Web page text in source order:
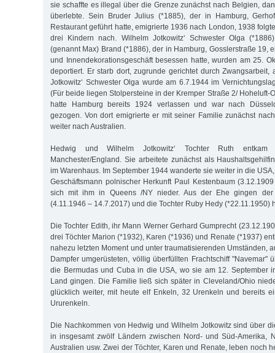
sie schaffte es illegal über die Grenze zunächst nach Belgien,
überlebte. Sein Bruder Julius (*1885), der in Hamburg,
Restaurant geführt hatte, emigrierte 1936 nach London, 1938
drei Kindern nach. Wilhelm Jotkowitz‘ Schwester Olga
(genannt Max) Brand (*1886), der in Hamburg, Gosslerstraße 19,
und Innendekorationsgeschäft besessen hatte, wurden am 25.
deportiert. Er starb dort, zugrunde gerichtet durch Zwangsarbeit,
Jotkowitz‘ Schwester Olga wurde am 6.7.1944 im
(Für beide liegen Stolpersteine in der Kremper Straße 2/ Hoheluft-
hatte Hamburg bereits 1924 verlassen und war nach
gezogen. Von dort emigrierte er mit seiner Familie zunächst
weiter nach Australien.
Hedwig und Wilhelm Jotkowitz‘ Tochter Ruth
Manchester/England. Sie arbeitete zunächst als
im Warenhaus. Im September 1944 wanderte sie weiter in die
Geschäftsmann polnischer Herkunft Paul Kestenbaum
sich mit ihm in Queens /NY nieder. Aus der Ehe gingen
(4.11.1946 – 14.7.2017) und die Tochter Ruby Hedy (*22.11.1950)
Die Tochter Edith, ihr Mann Werner Gerhard Gumprecht
drei Töchter Marion (*1932), Karen (*1936) und Renate (*1937)
nahezu letzten Moment und unter traumatisierenden Umständen,
Dampfer umgerüsteten, völlig überfüllten Frachtschiff "Navemar"
die Bermudas und Cuba in die USA, wo sie am 12. September
Land gingen. Die Familie ließ sich später in Cleveland/Ohio
glücklich weiter, mit heute elf Enkeln, 32 Urenkeln und bereits
Ururenkeln.
Die Nachkommen von Hedwig und Wilhelm Jotkowitz sind über
in insgesamt zwölf Ländern zwischen Nord- und Süd-Amerika,
Australien usw. Zwei der Töchter, Karen und Renate, leben noch